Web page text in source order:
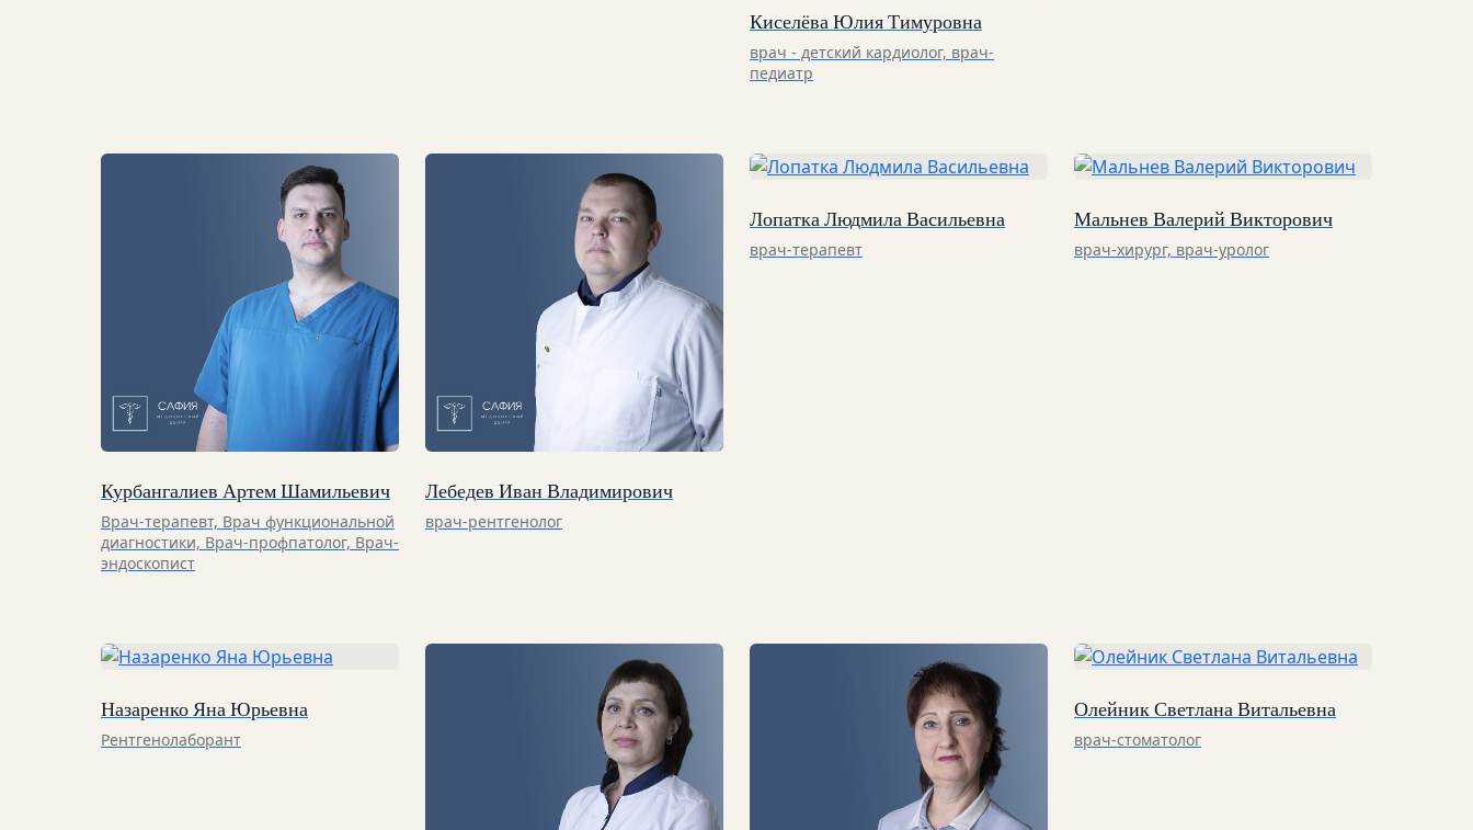
Киселёва Юлия Тимуровна
врач - детский кардиолог, врач-
педиатр
Курбангалиев Артем Шамильевич
Врач-терапевт, Врач функциональной
диагностики, Врач-профпатолог, Врач-
эндоскопист
Лебедев Иван Владимирович
врач-рентгенолог
Лопатка Людмила Васильевна
врач-терапевт
Мальнев Валерий Викторович
врач-хирург, врач-уролог
Назаренко Яна Юрьевна
Рентгенолаборант
Олейник Светлана Витальевна
врач-стоматолог